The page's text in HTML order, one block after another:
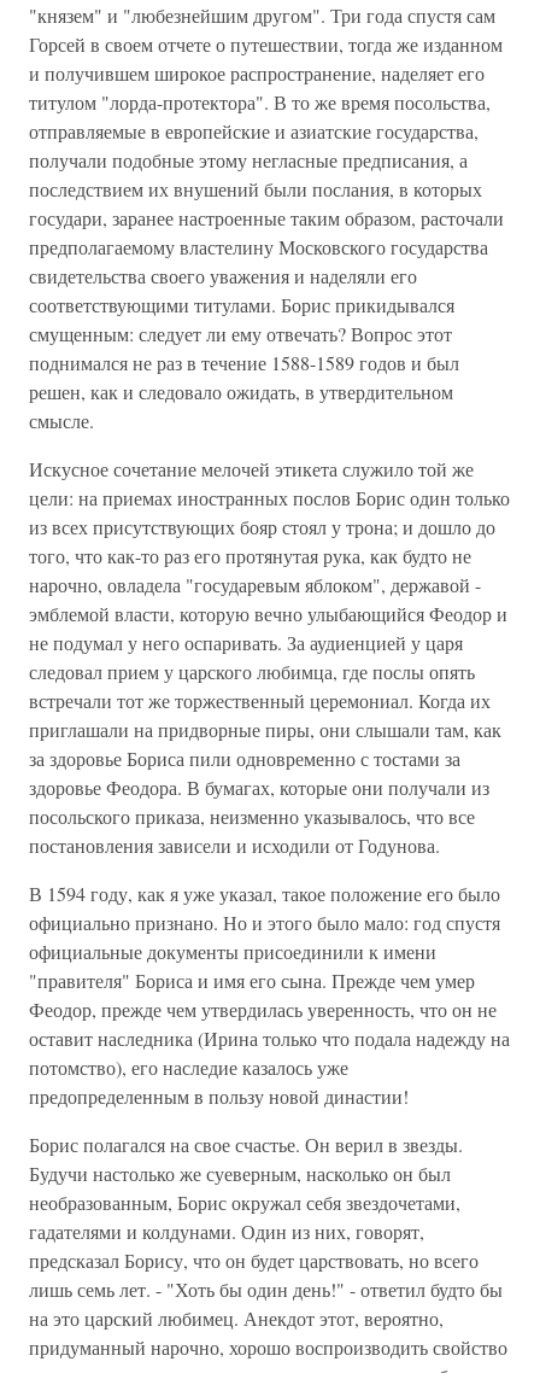
"князем" и "любезнейшим другом". Три года спустя сам
Горсей в своем отчете о путешествии, тогда же изданном
и получившем широкое распространение, наделяет его
титулом "лорда-протектора". В то же время посольства,
отправляемые в европейские и азиатские государства,
получали подобные этому негласные предписания, а
последствием их внушений были послания, в которых
государи, заранее настроенные таким образом, расточали
предполагаемому властелину Московского государства
свидетельства своего уважения и наделяли его
соответствующими титулами. Борис прикидывался
смущенным: следует ли ему отвечать? Вопрос этот
поднимался не раз в течение 1588-1589 годов и был
решен, как и следовало ожидать, в утвердительном
смысле.
Искусное сочетание мелочей этикета служило той же
цели: на приемах иностранных послов Борис один только
из всех присутствующих бояр стоял у трона; и дошло до
того, что как-то раз его протянутая рука, как будто не
нарочно, овладела "государевым яблоком", державой -
эмблемой власти, которую вечно улыбающийся Феодор и
не подумал у него оспаривать. За аудиенцией у царя
следовал прием у царского любимца, где послы опять
встречали тот же торжественный церемониал. Когда их
приглашали на придворные пиры, они слышали там, как
за здоровье Бориса пили одновременно с тостами за
здоровье Феодора. В бумагах, которые они получали из
посольского приказа, неизменно указывалось, что все
постановления зависели и исходили от Годунова.
В 1594 году, как я уже указал, такое положение его было
официально признано. Но и этого было мало: год спустя
официальные документы присоединили к имени
"правителя" Бориса и имя его сына. Прежде чем умер
Феодор, прежде чем утвердилась уверенность, что он не
оставит наследника (Ирина только что подала надежду на
потомство), его наследие казалось уже
предопределенным в пользу новой династии!
Борис полагался на свое счастье. Он верил в звезды.
Будучи настолько же суеверным, насколько он был
необразованным, Борис окружал себя звездочетами,
гадателями и колдунами. Один из них, говорят,
предсказал Борису, что он будет царствовать, но всего
лишь семь лет. - "Хоть бы один день!" - ответил будто бы
на это царский любимец. Анекдот этот, вероятно,
придуманный нарочно, хорошо воспроизводить свойство